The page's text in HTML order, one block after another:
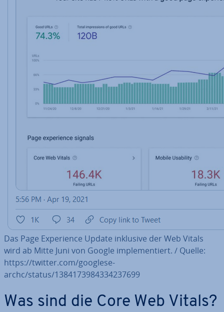
Das Page Ex­pe­ri­ence Update inklusive der Web Vitals
wird ab Mitte Juni von Google im­ple­men­tiert. / Quelle:
https://twitter.com/goog­le­se­
archc/status/1384173984334237699
Was sind die Core Web Vitals?